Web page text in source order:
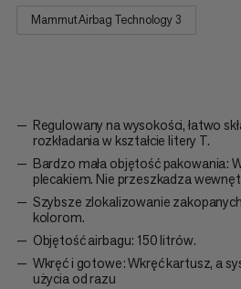
Mammut Airbag Technology 3
Regulowany na wysokości, łatwo
rozkładania w kształcie litery T.
Bardzo mała objętość pakowania:
plecakiem. Nie przeszkadza
Szybsze zlokalizowanie
kolorom.
Objętość airbagu: 150 litrów.
Wkręć i gotowe: Wkręć kartusz, a
użycia od razu